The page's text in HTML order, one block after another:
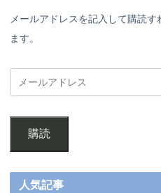
メールアドレスを記入して購読
ます。
購読
人気記事